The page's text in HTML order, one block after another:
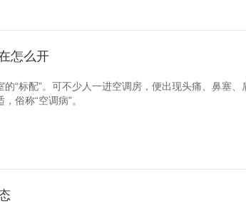
怎么开
“标配”。可不少人一进空调房，便出现头痛、鼻塞、
俗称“空调病”。